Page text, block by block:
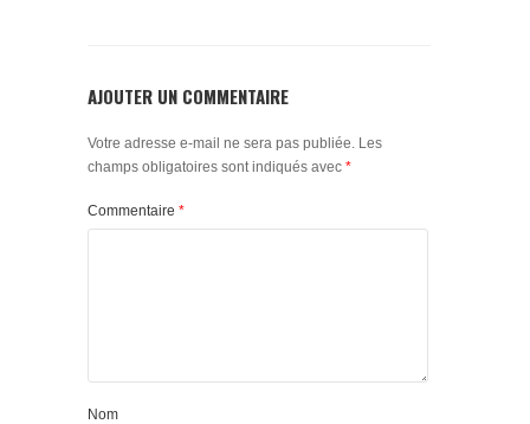
AJOUTER UN COMMENTAIRE
Votre adresse e-mail ne sera pas publiée. Les
champs obligatoires sont indiqués avec *
Commentaire *
Nom